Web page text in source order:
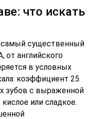
что искать
существенный
от английского
в условных
коэффициент 25
зубов с выраженной
или сладкое.